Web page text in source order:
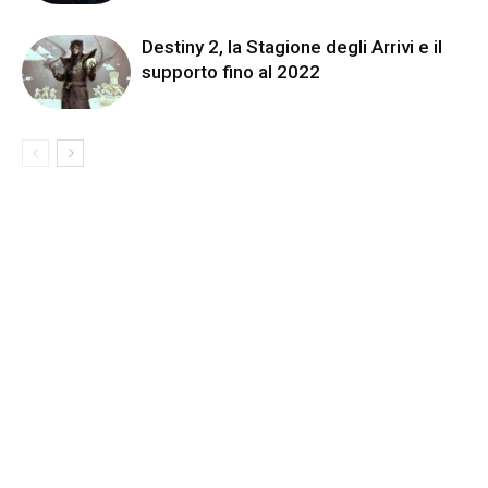
Destiny 2, la Stagione degli Arrivi e il
supporto fino al 2022